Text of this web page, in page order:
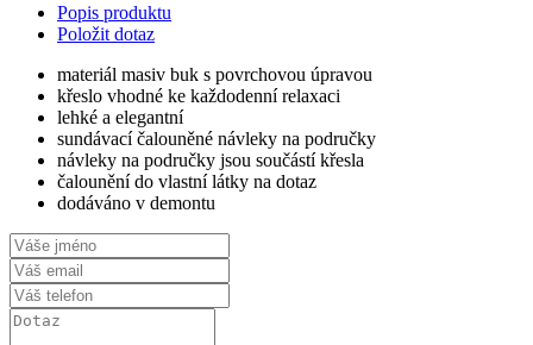
Popis produktu
Položit dotaz
materiál masiv buk s povrchovou úpravou
křeslo vhodné ke každodenní relaxaci
lehké a elegantní
sundávací čalouněné návleky na područky
návleky na područky jsou součástí křesla
čalounění do vlastní látky na dotaz
dodáváno v demontu